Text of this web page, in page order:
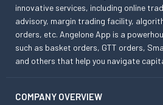
innovative services, including online
advisory, margin trading facility,
orders, etc. Angelone App is a
such as basket orders, GTT orders,
and others that help you navigate
COMPANY OVERVIEW